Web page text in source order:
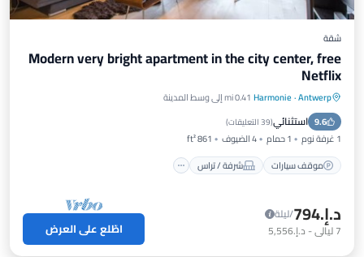
شقة
Modern very bright apartment in the city center, free
Netflix
Antwerp
·
Harmonie 0.41 mi إلى وسط المدينة
9.6 استثنائي(39 التعليقات )
1 غرفة نوم 1 حمام 4 الضيوف
861 ft²
موقف سيارات
شرفة / تراس
موقف سيارات شرفة / تراس
مكيف هواء
د.إ.‏794
/ليلة
7ليالي- د.إ.‏5,556 اطّلع على العرض